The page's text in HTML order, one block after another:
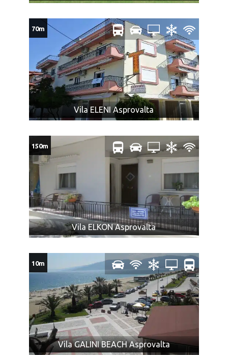
Cena prevoza obuhvata i prevoz do dva komada ličnog
prtljaga: jedan komad prtljaga koji se pakuje u boks
autobusa, uobičajene veličine, a ukupne težine do 20
kg i jedan mali ručni prtljag – nešto što se može smestiti
u prtljažni deo iznad sedišta ili ispod sedišta u
putničkom delu autobusa.
Mini frižider je brojčano sastavni deo ličnog prtljaga.
Nećemo biti u obavezi da prevezemo prtljag koji prelazi
U slučaju većeg broja prtljaga, prevoznik ili Organizator
putovanja (u interesu komfora ostalih putnika) nije u
obavezi da primi višak prtljaga.
Zabranjeni prtljag: bilo koje oružje, droge ili tečnosti
(osim lekova), kolica na baterije ili skutere, dečija kolica
koja se ne sklapaju, bicikle, surferske daske, hrana ili
bilo koje druge artikle ili supstance koje nisu
dozvoljene za prevoz prema zakonu bilo koje zemlje
kroz koju prolazi autobus (o čemu je putnik dužan da se
sam informiše), ili mogu izazvati povredu ili oštećenje
imovine, predmeta, ili za koje mi smatramo da su
nepodesni za prevoz zbog svoje težine, veličine, oblika
ili karaktera, ili koji su lomljivi ili isparivi, kao i predmeti sa
oštrim ili isturenim ivicama (npr. hrana koja nije
adekvatno pakovana, u skladu sa propisima; konzumno
ulje, kao i ostale zapaljive tečnosti; pesak i kamenje;
ćebad i jastuci; kuhinjsko posuđe i ostala oprema za
pripremu zimnice; stolice za plažu, životinje, kao i druga
Vila ELENI Asprovalta
70m
Vila ELKON Asprovalta
150m
Vila GALINI BEACH Asprovalta
10m